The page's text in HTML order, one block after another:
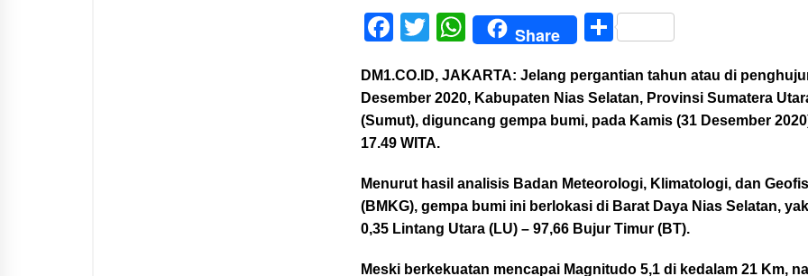
Facebook
Twitter
WhatsApp
Share Share
DM1.CO.ID, JAKARTA: Jelang pergantian tahun atau di
Desember 2020, Kabupaten Nias Selatan, Provinsi Sumatera
(Sumut), diguncang gempa bumi, pada Kamis (31 Desember
17.49 WITA.
Menurut hasil analisis Badan Meteorologi, Klimatologi, dan
(BMKG), gempa bumi ini berlokasi di Barat Daya Nias Selatan,
0,35 Lintang Utara (LU) – 97,66 Bujur Timur (BT).
Meski berkekuatan mencapai Magnitudo 5,1 di kedalam 21 Km,